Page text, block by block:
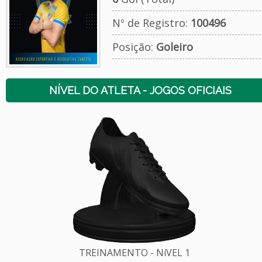
Nº de Registro: 100496
Posição: Goleiro
NÍVEL DO ATLETA - JOGOS OFICIAIS
TREINAMENTO - NíVEL 1